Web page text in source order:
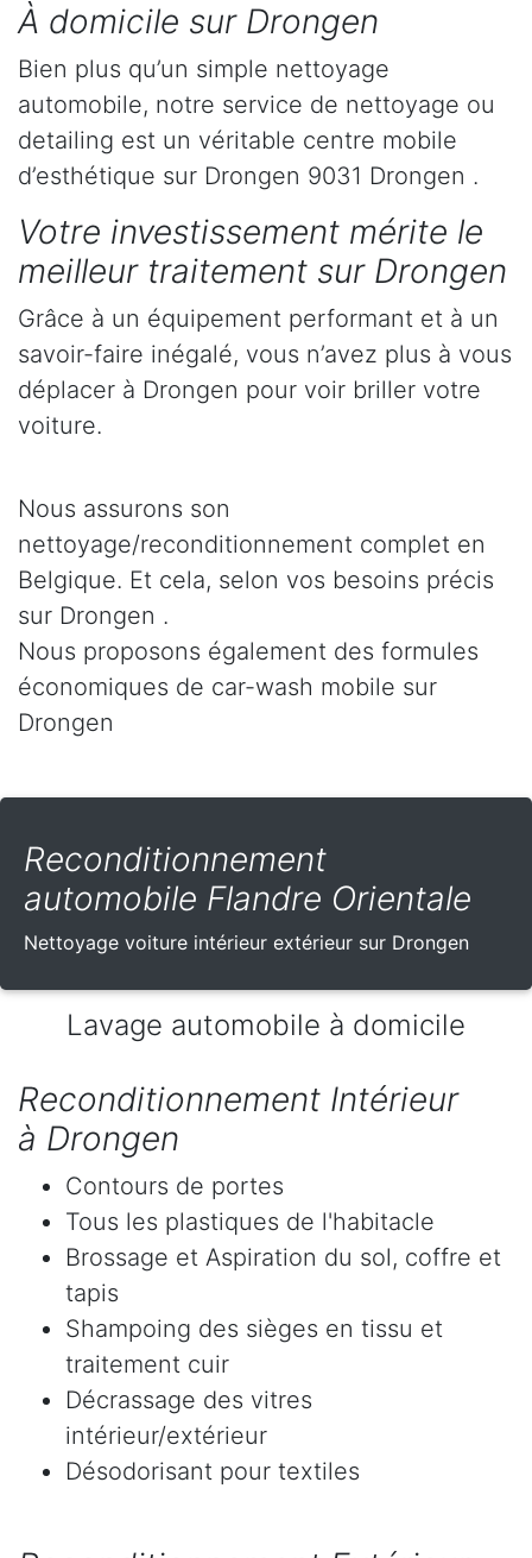
À domicile sur Drongen
Bien plus qu’un simple nettoyage
automobile, notre service de nettoyage ou
detailing est un véritable centre mobile
d’esthétique sur Drongen 9031 Drongen .
Votre investissement mérite le
meilleur traitement sur Drongen
Grâce à un équipement performant et à un
savoir-faire inégalé, vous n’avez plus à vous
déplacer à Drongen pour voir briller votre
voiture.
Nous assurons son
nettoyage/reconditionnement complet en
Belgique. Et cela, selon vos besoins précis
sur Drongen .
Nous proposons également des formules
économiques de car-wash mobile sur
Drongen
Reconditionnement
automobile Flandre Orientale
Nettoyage voiture intérieur extérieur sur Drongen
Lavage automobile à domicile
Reconditionnement Intérieur
à Drongen
Contours de portes
Tous les plastiques de l'habitacle
Brossage et Aspiration du sol, coffre et
tapis
Shampoing des sièges en tissu et
traitement cuir
Décrassage des vitres
intérieur/extérieur
Désodorisant pour textiles